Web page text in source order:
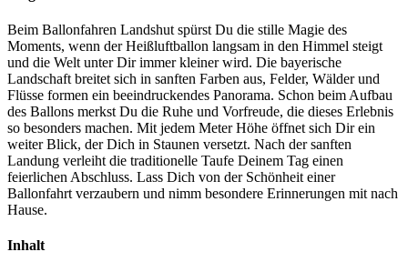
Beim Ballonfahren Landshut spürst Du die stille Magie des
Moments, wenn der Heißluftballon langsam in den Himmel steigt
und die Welt unter Dir immer kleiner wird. Die bayerische
Landschaft breitet sich in sanften Farben aus, Felder, Wälder und
Flüsse formen ein beeindruckendes Panorama. Schon beim Aufbau
des Ballons merkst Du die Ruhe und Vorfreude, die dieses Erlebnis
so besonders machen. Mit jedem Meter Höhe öffnet sich Dir ein
weiter Blick, der Dich in Staunen versetzt. Nach der sanften
Landung verleiht die traditionelle Taufe Deinem Tag einen
feierlichen Abschluss. Lass Dich von der Schönheit einer
Ballonfahrt verzaubern und nimm besondere Erinnerungen mit nach
Hause.
Inhalt